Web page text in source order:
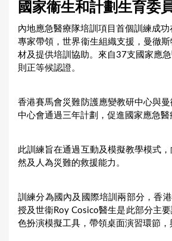
國家衞生和計劃生育委
內地應急醫療隊培訓項目首個訓練成
專家帶領，世界衞生組織支援，曼徹
材及提供培訓協助。來自37支國家應
則正等候認證。
香港賽馬會災難防護應變教研中心與
中心會通過三年計劃，促進國家應急
此訓練旨在通過互動及模擬教學模式
然及人為災難的救援能力。
訓練分為國內及國際培訓兩部分，香
授及世衞Roy Cosico醫生是此部分主
色扮演模擬工具，帶領桌面演習環節，